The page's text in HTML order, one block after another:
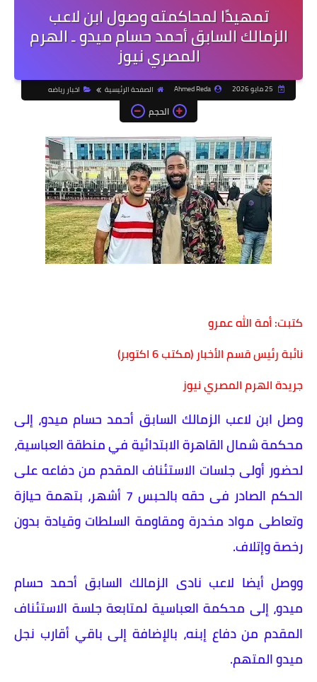
تمهيدًا لمحاكمته وصول ابن لاعب
الزمالك السابق أحمد حسام ميدو ـ الهرم
المصري نيوز
Ahmed Reda الصفحة الرئيسية اخبار رياضه
الحجم
كتبت: أمة الله عمرو
نائبة رئيس قسم الأخبار (مكتب 6 اكتوبر)
جريدة الهرم المصري نيوز
وصل ابن لاعب الزمالك السابق أحمد حسام ميدو، إلى
محكمة شمال القاهرة الابتدائية في منطقة العباسية،
لحضور أولى جلسات الاستئناف المقدم من دفاعه على
الحكم الصادر فى حقه بالحبس 7 أشهر، بتهمة حيازة
وتعاطى مواد مخدرة ومقاومة السلطات وقيادة بدون
رخصة وإتلاف.
ووصل أيضا لاعب نادى الزمالك السابق أحمد حسام
ميدو، إلى محكمة العباسية لمتابعة جلسة الاستئناف
المقدم من دفاع إبنه، بالإضافة إلى باقي أقارب نجل
ميدو المتهم.